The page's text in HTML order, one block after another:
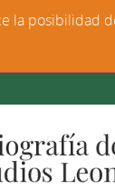
la posibilidad